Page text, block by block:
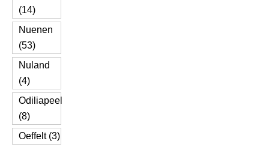
(14)
Nuenen
(53)
Nuland
(4)
Odiliapeel
(8)
Oeffelt (3)